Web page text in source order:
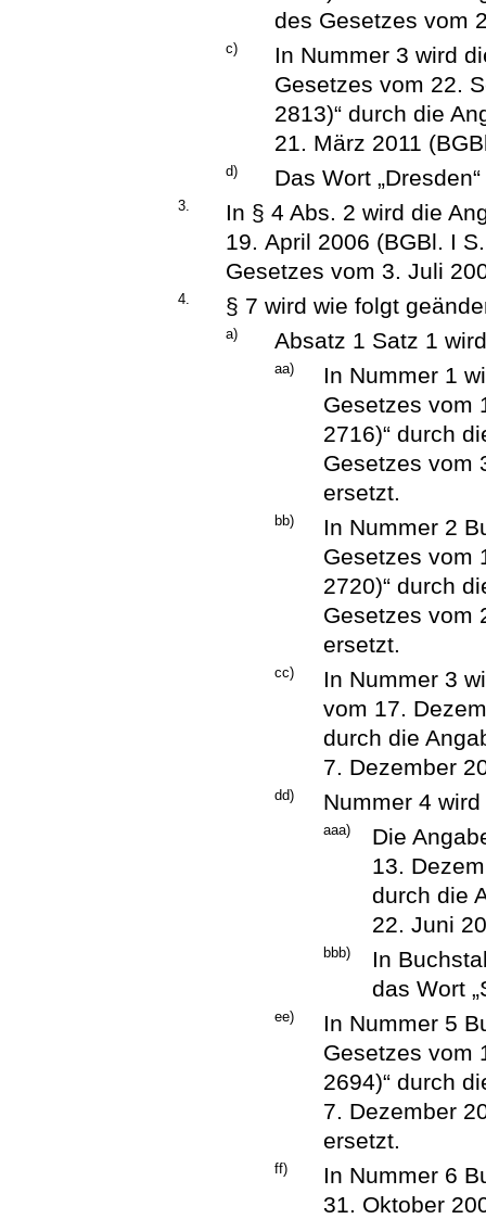
des Gesetzes vom
c)
In Nummer 3 wird
Gesetzes vom 22.
2813)“ durch die
21. März 2011
d) Das Wort
3.
In § 4 Abs. 2 wird die
19. April 2006 (BGBl. I
Gesetzes vom 3. Juli
4. § 7 wird wie folgt
a) Absatz 1 Satz 1
aa)
In Nummer 1
Gesetzes vom
2716)“ durch
Gesetzes vom
ersetzt.
bb)
In Nummer 2
Gesetzes vom
2720)“ durch
Gesetzes vom
ersetzt.
cc)
In Nummer 3
vom 17.
durch die
7. Dezember
dd) Nummer 4
aaa)
Die
13.
durch die
22. Juni
bbb)
In
das Wort
ee)
In Nummer 5
Gesetzes vom
2694)“ durch
7. Dezember
ersetzt.
ff)
In Nummer 6
31. Oktober